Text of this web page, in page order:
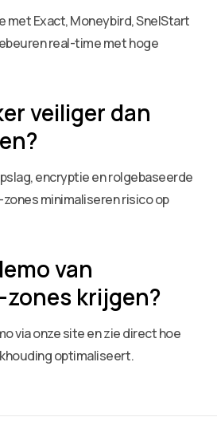
met Exact, Moneybird, SnelStart
real-time met hoge
veiliger dan
encryptie en rolgebaseerde
minimaliseren risico op
van
krijgen?
via onze site en zie direct hoe
optimaliseert.